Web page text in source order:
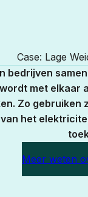
Case: Lage
bedrijven
met elkaar
Zo
het
Meer weten